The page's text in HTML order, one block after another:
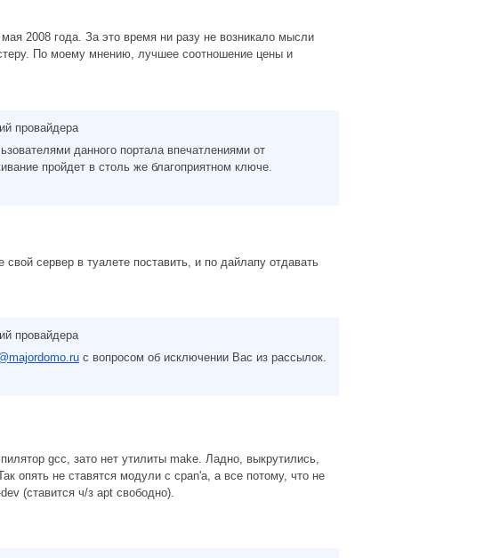
2008 года. За это время ни разу не возникало мысли
По моему мнению, лучшее соотношение цены и
провайдера
данного портала впечатлениями от
пройдет в столь же благоприятном ключе.
сервер в туалете поставить, и по дайлапу отдавать
провайдера
с вопросом об исключении Вас из рассылок.
gcc, зато нет утилиты make. Ладно, выкрутились,
опять не ставятся модули с cpan'a, а все потому, что не
(ставится ч/з apt свободно).